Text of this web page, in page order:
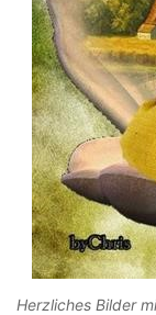
Herzliches Bilder